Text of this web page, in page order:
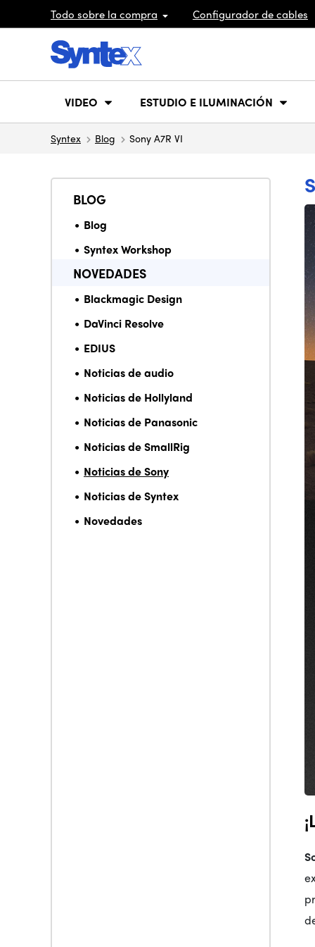
Todo sobre la compra Configurador de cables
VIDEO ESTUDIO E ILUMINACIÓN
Syntex Blog Sony A7R VI
BLOG
Blog
Syntex Workshop
NOVEDADES
Blackmagic Design
DaVinci Resolve
EDIUS
Noticias de audio
Noticias de Hollyland
Noticias de Panasonic
Noticias de SmallRig
Noticias de Sony
Noticias de Syntex
Novedades